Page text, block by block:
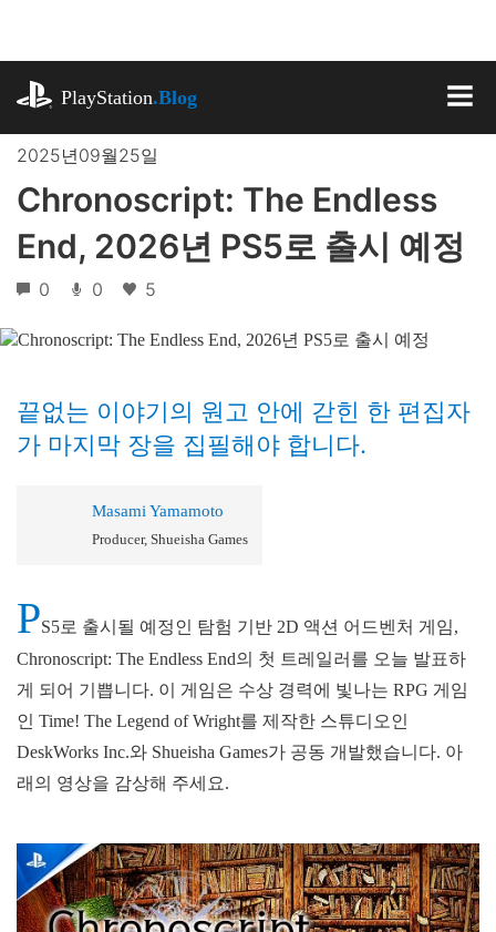
로
뛰
PlayStation.Blog
2025년09월25일
Chronoscript: The Endless
End, 2026년 PS5로 출시 예정
0 0 5
끝없는 이야기의 원고 안에 갇힌 한 편집자
가 마지막 장을 집필해야 합니다.
Masami Yamamoto
Producer, Shueisha Games
PS5로 출시될 예정인 탐험 기반 2D 액션 어드벤처 게임,
Chronoscript: The Endless End의 첫 트레일러를 오늘 발표하
게 되어 기쁩니다. 이 게임은 수상 경력에 빛나는 RPG 게임
인 Time! The Legend of Wright를 제작한 스튜디오인
DeskWorks Inc.와 Shueisha Games가 공동 개발했습니다. 아
래의 영상을 감상해 주세요.